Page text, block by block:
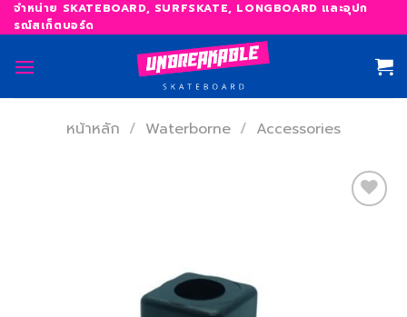
Skip
to
content
จำหน่าย SKATEBOARD, SURFSKATE, LONGBOARD และอุปก
รณ์สเก็ตบอร์ด
หน้าหลัก / Waterborne / Accessories